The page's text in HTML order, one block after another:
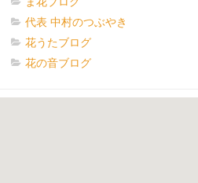
代表 中村のつぶやき
花うたブログ
花の音ブログ